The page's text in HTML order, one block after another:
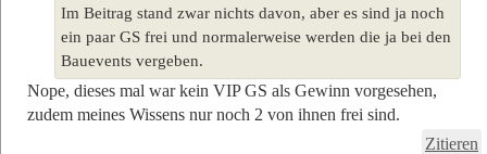
Im Beitrag stand zwar nichts davon, aber es sind ja noch
ein paar GS frei und normalerweise werden die ja bei den
Bauevents vergeben.
Nope, dieses mal war kein VIP GS als Gewinn vorgesehen,
zudem meines Wissens nur noch 2 von ihnen frei sind.
Zitieren